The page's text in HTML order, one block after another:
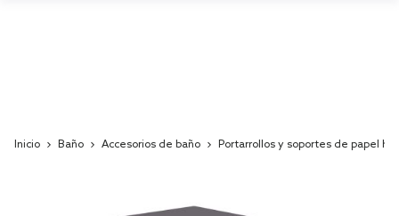
Inicio Baño Accesorios de baño Portarrollos y soportes de papel